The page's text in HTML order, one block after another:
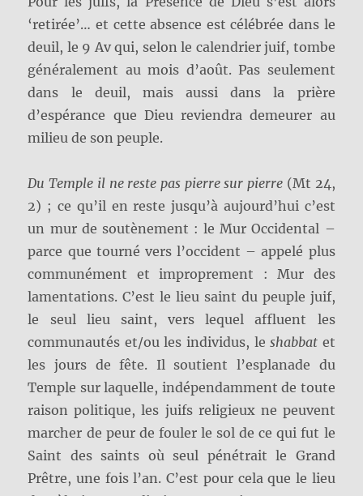
‘retirée’… et cette absence est célébrée dans le
deuil, le 9 Av qui, selon le calendrier juif, tombe
généralement au mois d’août. Pas seulement
dans le deuil, mais aussi dans la prière
d’espérance que Dieu reviendra demeurer au
milieu de son peuple.
Du Temple il ne reste pas pierre sur pierre (Mt 24,
2) ; ce qu’il en reste jusqu’à aujourd’hui c’est
un mur de soutènement : le Mur Occidental –
parce que tourné vers l’occident – appelé plus
communément et improprement : Mur des
lamentations. C’est le lieu saint du peuple juif,
le seul lieu saint, vers lequel affluent les
communautés et/ou les individus, leshabbat et
les jours de fête. Il soutient l’esplanade du
Temple sur laquelle, indépendamment de toute
raison politique, les juifs religieux ne peuvent
marcher de peur de fouler le sol de ce qui fut le
Saint des saints où seul pénétrait le Grand
Prêtre, une fois l’an. C’est pour cela que le lieu